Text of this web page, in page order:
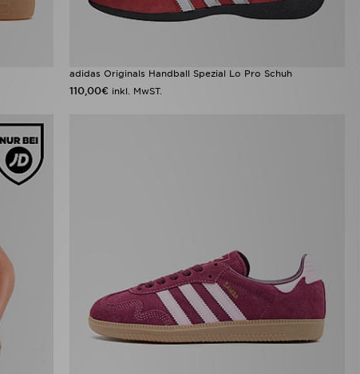
adidas Originals Handball Spezial Lo Pro Schuh
110,00€ inkl. MwST.